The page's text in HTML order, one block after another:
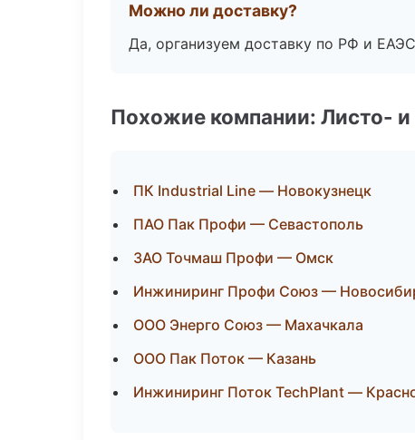
Можно ли доставку?
Да, организуем доставку по РФ и
Похожие компании: Листо- и
ПК Industrial Line — Новокузнецк
ПАО Пак Профи — Севастополь
ЗАО Точмаш Профи — Омск
Инжиниринг Профи Союз —
ООО Энерго Союз — Махачкала
ООО Пак Поток — Казань
Инжиниринг Поток TechPlant —